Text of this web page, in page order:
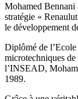
Mohamed Bennani
stratégie «
le développement
Diplômé de
microtechniques de
l’INSEAD,
1989.